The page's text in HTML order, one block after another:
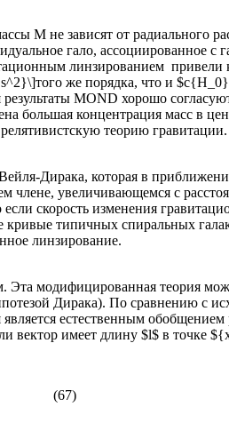
M не зависят от радиального
гало, ассоциированное
линзированием привели
же порядка, что и
MOND хорошо
большая концентрация масс в
теорию гравитации.
Дирака, которая в
члене, увеличивающемся с
скорость изменения
типичных спиральных
линзирование.
модифицированная теория
Дирака). По сравнению с
естественным
вектор имеет длину $l$ в точке
(67)